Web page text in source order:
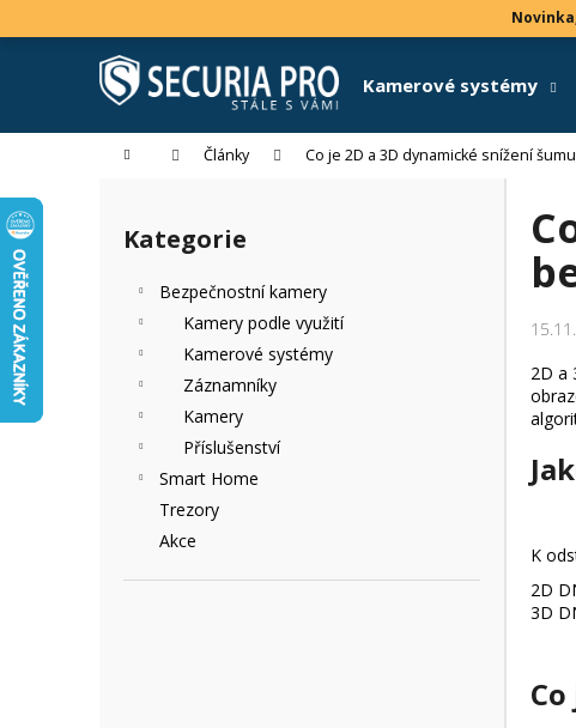
na
Kamerové systémy
Domů Články Co je 2D a 3D dynamické snížení
Přeskočit
kategorie
Kategorie
Bezpečnostní kamery
Kamery podle využití
Kamerové systémy
Záznamníky
Kamery
Příslušenství
Smart Home
Trezory
Akce
2D a
K
2D
3D
Co
o
k
Zpět
obchodu
Zpět
obchodu